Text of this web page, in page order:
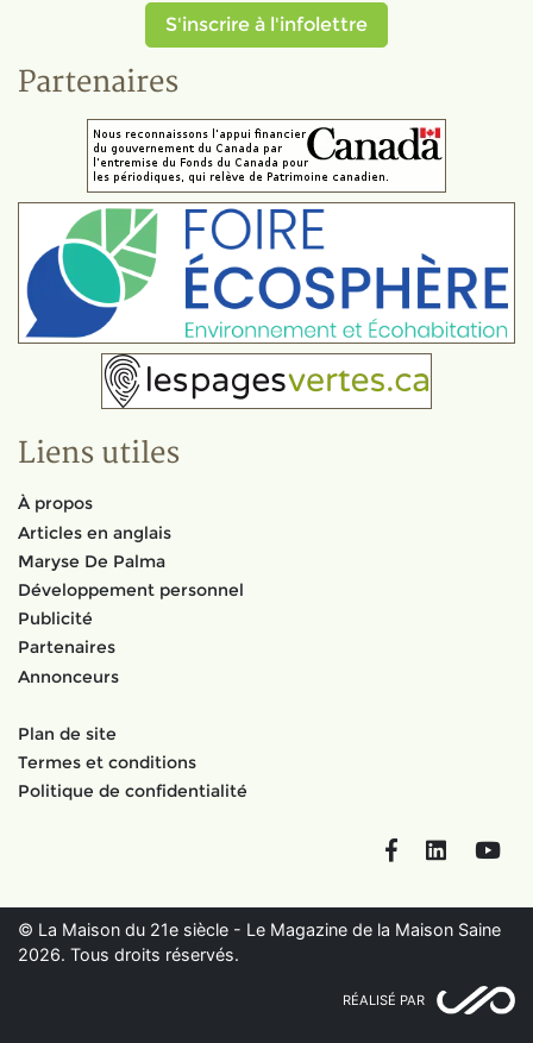
S'inscrire à l'infolettre
Partenaires
Liens utiles
À propos
Articles en anglais
Maryse De Palma
Développement personnel
Publicité
Partenaires
Annonceurs
Plan de site
Termes et conditions
Politique de confidentialité
FacebookLinkedIn
© La Maison du 21e siècle - Le Magazine de la Maison Saine
2026. Tous droits réservés.
RÉALISÉ PAR